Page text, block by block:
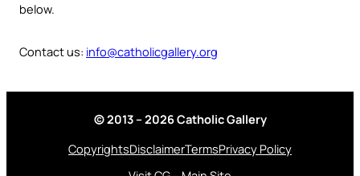
below.
Contact us: info@catholicgallery.org
© 2013 – 2026 Catholic Gallery
CopyrightsDisclaimerTermsPrivacy Policy